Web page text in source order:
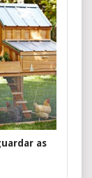
as